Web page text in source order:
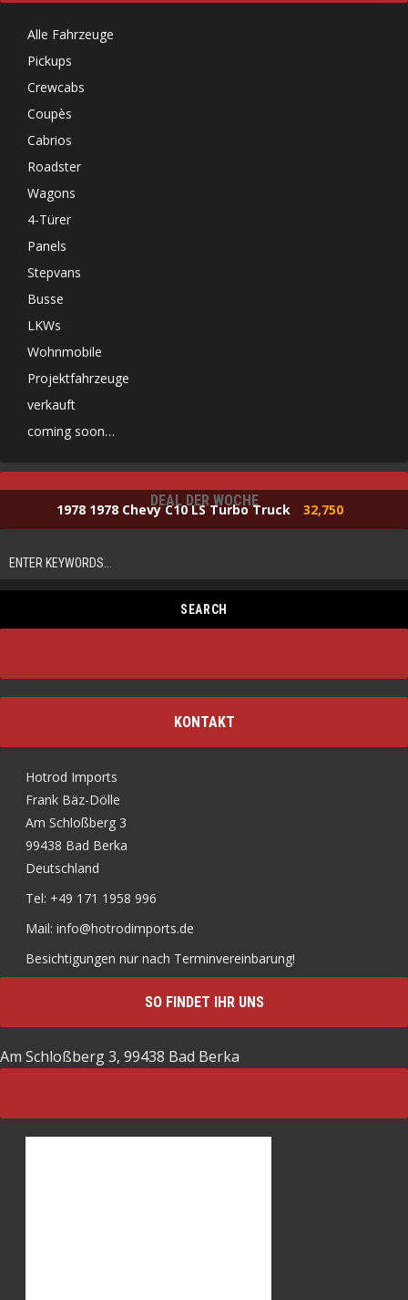
Alle Fahrzeuge
Pickups
Crewcabs
Coupès
Cabrios
Roadster
Wagons
4-Türer
Panels
Stepvans
Busse
LKWs
Wohnmobile
Projektfahrzeuge
verkauft
coming soon…
DEAL DER WOCHE
1978 1978 Chevy C10 LS Turbo Truck 32,750
KONTAKT
Hotrod Imports
Frank Bäz-Dölle
Am Schloßberg 3
99438 Bad Berka
Deutschland
Tel: +49 171 1958 996
Mail: info@hotrodimports.de
Besichtigungen nur nach Terminvereinbarung!
SO FINDET IHR UNS
Am Schloßberg 3, 99438 Bad Berka